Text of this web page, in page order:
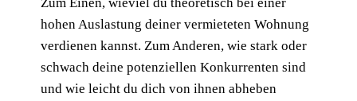
hohen Auslastung deiner vermieteten Wohnung
verdienen kannst. Zum Anderen, wie stark oder
schwach deine potenziellen Konkurrenten sind
und wie leicht du dich von ihnen abheben